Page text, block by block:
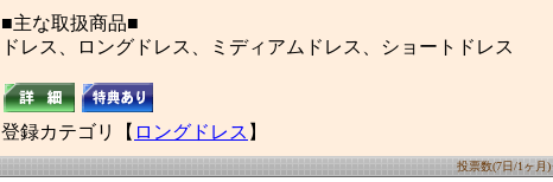
■主な取扱商品■
ドレス、ロングドレス、ミディアムドレス、ショートドレス
登録カテゴリ【 ロングドレス 】
投票数(7日/1ヶ月